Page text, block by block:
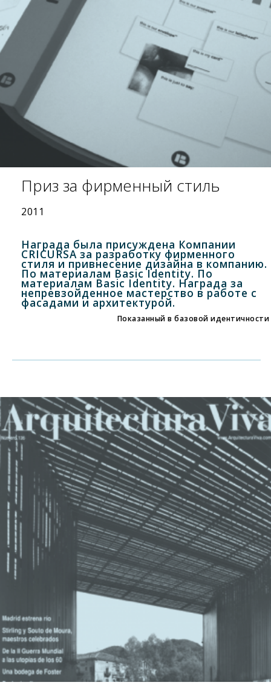
Приз за фирменный стиль
2011
Награда была присуждена Компании
CRICURSA за разработку фирменного
стиля и привнесение дизайна в компанию.
По материалам Basic Identity. По
материалам Basic Identity. Награда за
непревзойденное мастерство в работе с
фасадами и архитектурой.
Показанный в базовой идентичности